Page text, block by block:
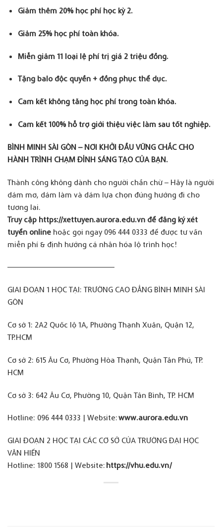
Giảm thêm 20% học phí học kỳ 2.
Giảm 25% học phí toàn khóa.
Miễn giảm 11 loại lệ phí trị giá 2 triệu đồng.
Tặng balo độc quyền + đồng phục thể dục.
Cam kết không tăng học phí trong toàn khóa.
Cam kết 100% hỗ trợ giới thiệu việc làm sau tốt nghiệp.
BÌNH MINH SÀI GÒN – NƠI KHỞI ĐẦU VỮNG CHẮC CHO
HÀNH TRÌNH CHẠM ĐỈNH SÁNG TẠO CỦA BẠN.
Thành công không dành cho người chần chừ – Hãy là người
dám mơ, dám làm và dám lựa chọn đúng hướng đi cho
tương lai.
Truy cập https://xettuyen.aurora.edu.vn để đăng ký xét
tuyển online hoặc gọi ngay 096 444 0333 để được tư vấn
miễn phí & định hướng cá nhân hóa lộ trình học!
————————————————–
GIAI ĐOẠN 1 HỌC TẠI: TRƯỜNG CAO ĐẲNG BÌNH MINH SÀI
GÒN
Cơ sở 1: 2A2 Quốc lộ 1A, Phường Thạnh Xuân, Quận 12,
TP.HCM
Cơ sở 2: 615 Âu Cơ, Phường Hòa Thạnh, Quận Tân Phú, TP.
HCM
Cơ sở 3: 642 Âu Cơ, Phường 10, Quận Tân Bình, TP. HCM
Hotline: 096 444 0333 | Website:www.aurora.edu.vn
GIAI ĐOẠN 2 HỌC TẠI CÁC CƠ SỞ CỦA TRƯỜNG ĐẠI HỌC
VĂN HIẾN
Hotline: 1800 1568 | Website: https://vhu.edu.vn/